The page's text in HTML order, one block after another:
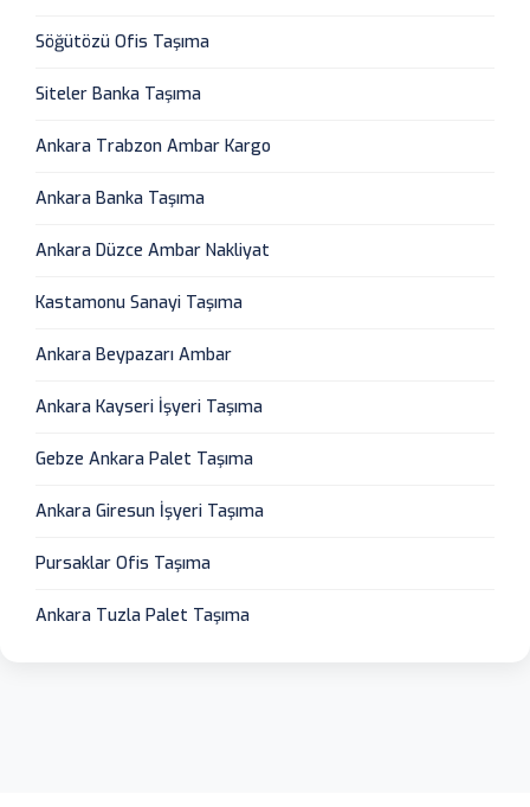
Söğütözü Ofis Taşıma
Siteler Banka Taşıma
Ankara Trabzon Ambar Kargo
Ankara Banka Taşıma
Ankara Düzce Ambar Nakliyat
Kastamonu Sanayi Taşıma
Ankara Beypazarı Ambar
Ankara Kayseri İşyeri Taşıma
Gebze Ankara Palet Taşıma
Ankara Giresun İşyeri Taşıma
Pursaklar Ofis Taşıma
Ankara Tuzla Palet Taşıma